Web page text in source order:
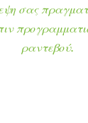
σας
ραντεβού.